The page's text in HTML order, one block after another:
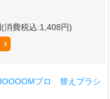
(消費税込:1,408円)
プロ 替えブラシ